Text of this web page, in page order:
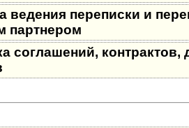
ведения переписки и
партнером
соглашений, контрактов,